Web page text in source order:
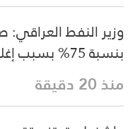
وزير النفط العراقي:
بنسبة 75% بسبب إغلاق هرمز
منذ 20 دقيقة